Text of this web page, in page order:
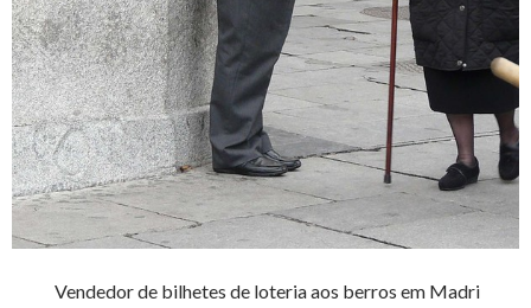
Vendedor de bilhetes de loteria aos berros em Madri